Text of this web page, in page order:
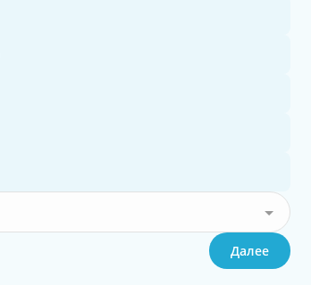
Далее